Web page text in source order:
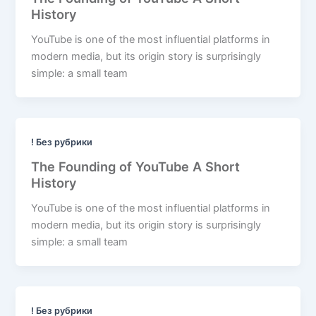
History
YouTube is one of the most influential platforms in
modern media, but its origin story is surprisingly
simple: a small team
! Без рубрики
The Founding of YouTube A Short
History
YouTube is one of the most influential platforms in
modern media, but its origin story is surprisingly
simple: a small team
! Без рубрики